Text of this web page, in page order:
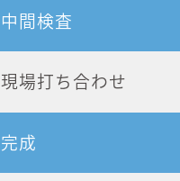
中間検査
現場打ち合わせ
完成